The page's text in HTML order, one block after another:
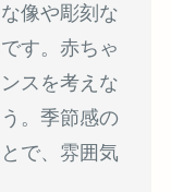
像や彫刻な
す。赤ちゃ
スを考えな
。季節感の
で、雰囲気